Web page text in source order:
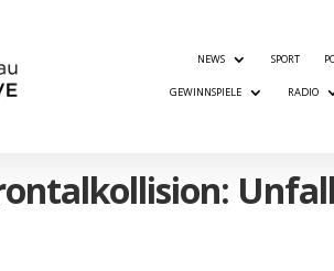
NEWS SPORT
GEWINNSPIELE RADIO